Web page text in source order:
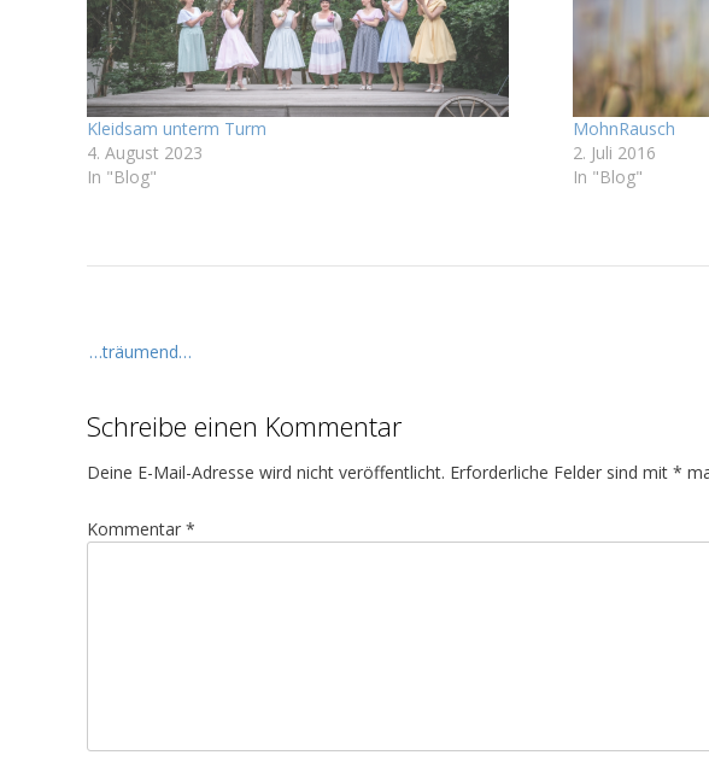
Kleidsam unterm Turm
4. August 2023
In "Blog"
MohnRausch
2. Juli 2016
In "Blog"
e
t
r
g
g
…träumend…
Schreibe einen Kommentar
Deine E-Mail-Adresse wird nicht veröffentlicht. Erforderliche Felder sind mit *
Kommentar *